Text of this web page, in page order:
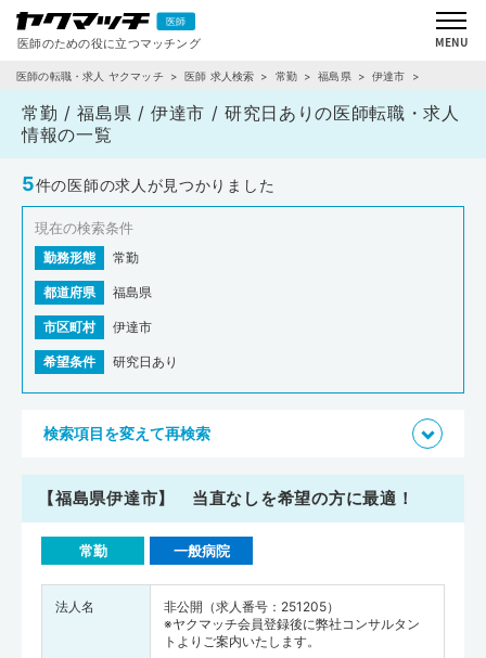
医師の転職・求人 ヤクマッチ 医師 求人検索 常勤 福島県 伊達市
研究日あり
常勤 / 福島県 / 伊達市 / 研究日ありの医師転職・求人
情報の一覧
5件の医師の求人が見つかりました
現在の検索条件
勤務形態 常勤
都道府県 福島県
市区町村 伊達市
希望条件 研究日あり
検索項目を変えて再検索
【福島県伊達市】 当直なしを希望の方に最適！
常勤 一般病院
法人名
非公開（求人番号：251205）
※ヤクマッチ会員登録後に弊社コンサルタン
トよりご案内いたします。